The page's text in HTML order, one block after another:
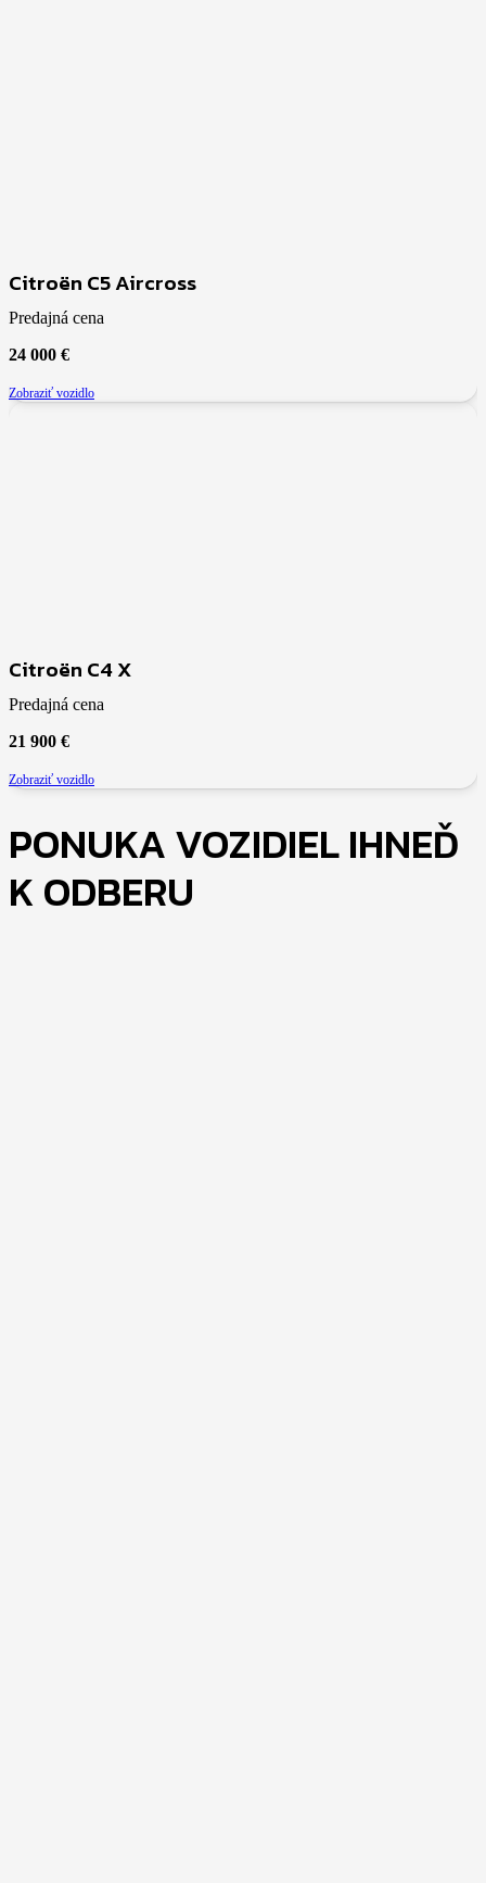
Citroën C5 Aircross
Predajná cena
24 000 €
Zobraziť vozidlo
Citroën C4 X
Predajná cena
21 900 €
Zobraziť vozidlo
PONUKA VOZIDIEL IHNEĎ
K ODBERU